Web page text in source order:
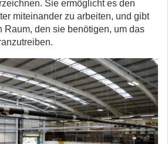
Sie ermöglicht es den
miteinander zu arbeiten, und gibt
Raum, den sie benötigen, um das